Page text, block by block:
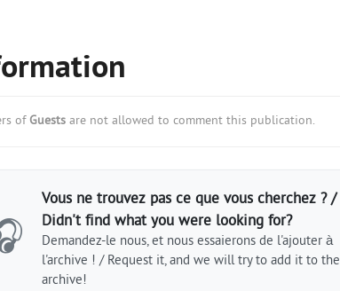
of Guests are not allowed to comment this publication.
Vous ne trouvez pas ce que vous cherchez ? /
Didn't find what you were looking for?
Demandez-le nous, et nous essaierons de l'ajouter à
l'archive ! / Request it, and we will try to add it to the
archive!